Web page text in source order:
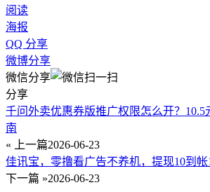
阅读
海报
QQ 分享
微博分享
微信分享
分享
千问外卖优惠券版推广权限怎么开？10.5
南
« 上一篇2026-06-23
佳讯宝，零撸看广告不养机，提现10到
下一篇 »2026-06-23